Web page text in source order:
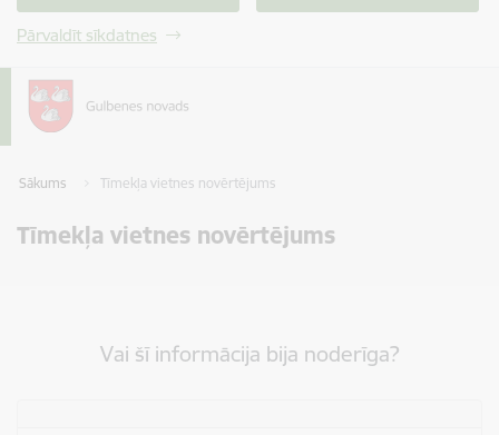
Pārvaldīt sīkdatnes
Sākums Tīmekļa vietnes novērtējums
Tīmekļa vietnes novērtējums
Vai šī informācija bija noderīga?